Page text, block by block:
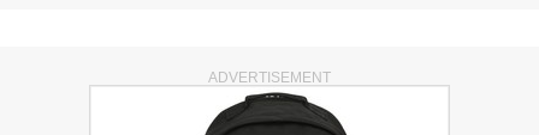
ADVERTISEMENT